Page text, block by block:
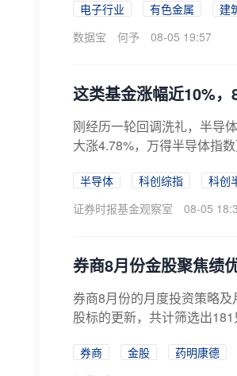
电子行业 有色金属
建
数据宝
何予 08-05 19:57
这类基金涨幅近10%
刚经历一轮回调洗礼，半导
大涨4.78%，万得半导体指
半导体 科创综指
科创
证券时报基金观察室
08-05
券商8月份金股聚焦绩
券商8月份的月度投资策略
股标的更新，共计筛选出
券商 金股
药明康德